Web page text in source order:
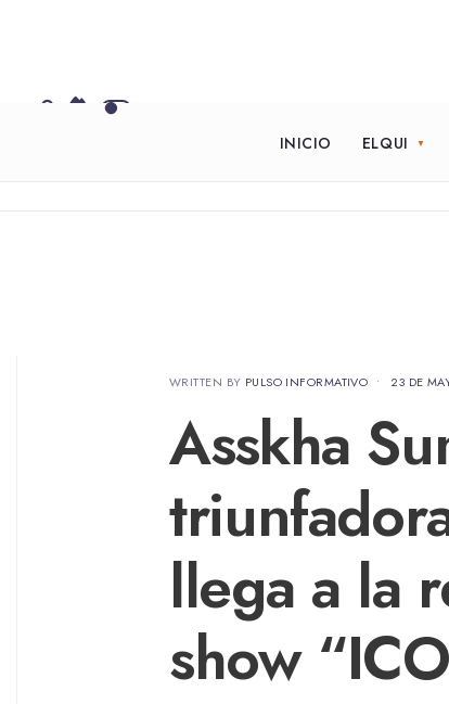
INICIO ELQUI
WRITTEN BY PULSO INFORMATIVO • 23 DE
Asskha
llega a la
show